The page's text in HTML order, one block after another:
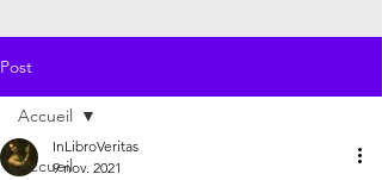
Post
Accueil
Accueil
InLibroVeritas
9 nov. 2021